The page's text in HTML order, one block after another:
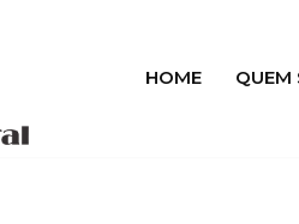
HOME QUEM